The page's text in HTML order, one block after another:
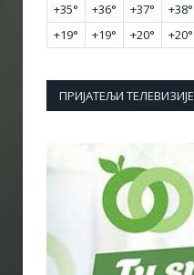
+35° +36° +37° +38°
+19° +19° +20° +20°
ПРИЈАТЕЉИ ТЕЛЕВИЗИЈЕ